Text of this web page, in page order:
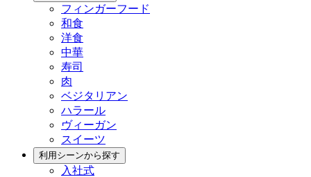
フィンガーフード
和食
洋食
中華
寿司
肉
ベジタリアン
ハラール
ヴィーガン
スイーツ
利用シーンから探す
入社式